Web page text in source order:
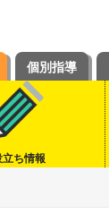
個別指導
立ち情報